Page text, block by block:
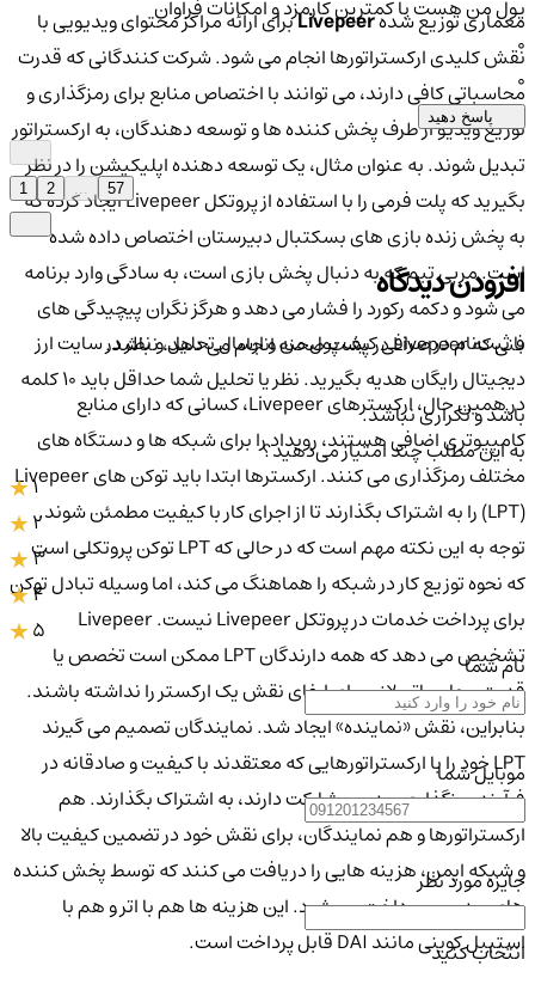
معماری توزیع شدهLivepeerبرای ارائه مراکز محتوای ویدیویی با
نقش کلیدی ارکستراتورها انجام می شود. شرکت کنندگانی که قدرت
محاسباتی کافی دارند، می توانند با اختصاص منابع برای رمزگذاری و
توزیع ویدیو از طرف پخش کننده ها و توسعه دهندگان، به ارکستراتور
تبدیل شوند. به عنوان مثال، یک توسعه دهنده اپلیکیشن را در نظر
بگیرید که پلت فرمی را با استفاده از پروتکل Livepeer ایجاد کرده که
به پخش زنده بازی های بسکتبال دبیرستان اختصاص داده شده
است. مربی تیم که به دنبال پخش بازی است، به سادگی وارد برنامه
می شود و دکمه رکورد را فشار می دهد و هرگز نگران پیچیدگی های
فنی که Livepeer در پشت صحنه انجام می دهد، نباشد.
در همین حال، ارکسترهای Livepeer، کسانی که دارای منابع
کامپیوتری اضافی هستند، رویداد را برای شبکه ها و دستگاه های
مختلف رمزگذاری می کنند. ارکسترها ابتدا باید توکن های Livepeer
(LPT) را به اشتراک بگذارند تا از اجرای کار با کیفیت مطمئن شوند.
توجه به این نکته مهم است که در حالی که LPT توکن پروتکلی است
که نحوه توزیع کار در شبکه را هماهنگ می کند، اما وسیله تبادل توکن
برای پرداخت خدمات در پروتکل Livepeer نیست. Livepeer
تشخیص می دهد که همه دارندگان LPT ممکن است تخصص یا
قدرت محاسباتی لازم برای ایفای نقش یک ارکستر را نداشته باشند.
بنابراین، نقش «نماینده» ایجاد شد. نمایندگان تصمیم می گیرند
LPT خود را با ارکستراتورهایی که معتقدند با کیفیت و صادقانه در
فرآیند رمزگذاری ویدیو مشارکت دارند، به اشتراک بگذارند. هم
ارکستراتورها و هم نمایندگان، برای نقش خود در تضمین کیفیت بالا
و شبکه ایمن، هزینه هایی را دریافت می کنند که توسط پخش کننده
های ویدیویی پرداخت می شود. این هزینه ها هم با اتر و هم با
استیبل کوینی مانند DAI قابل پرداخت است.
پول من هست با کمترین کارمزد و امکانات فراوان
پاسخ دهید
... 57
افزودن دیدگاه
با ثبت‌نام در صرافی کیف پول من و ارسال تحلیل و نظر در سایت ارز
دیجیتال رایگان هدیه بگیرید. نظر یا تحلیل شما حداقل باید ۱۰ کلمه
باشد و تکراری نباشد.
به این مطلب چند امتیاز می‌دهید؟
1
2
3
4
5
نام شما
موبایل شما
جایزه مورد نظر
انتخاب کنید